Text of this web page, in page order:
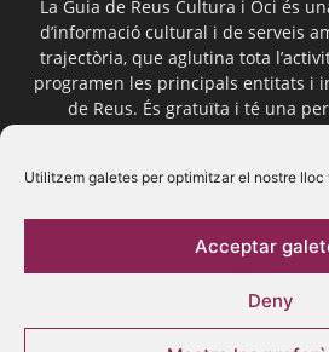
Utilitzem galetes per optimitzar el nostre
Acceptar
Deny
La Guia de Reus Cultura i Oci és
d’informació cultural i de serveis
trajectòria, que aglutina tota
programen les principals entitats i
de Reus. És gratuïta i té una
Segueix-